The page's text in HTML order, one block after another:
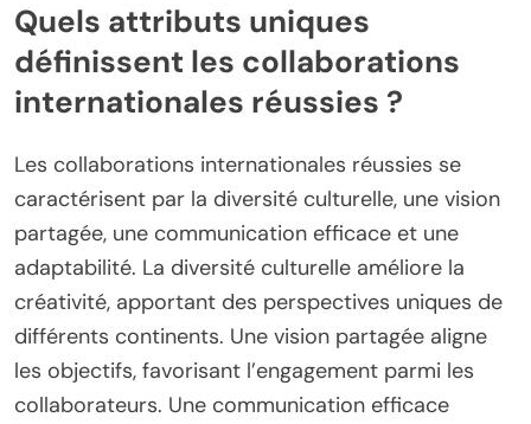
Quels attributs uniques
définissent les collaborations
internationales réussies ?
Les collaborations internationales réussies se
caractérisent par la diversité culturelle, une vision
partagée, une communication efficace et une
adaptabilité. La diversité culturelle améliore la
créativité, apportant des perspectives uniques de
différents continents. Une vision partagée aligne
les objectifs, favorisant l’engagement parmi les
collaborateurs. Une communication efficace